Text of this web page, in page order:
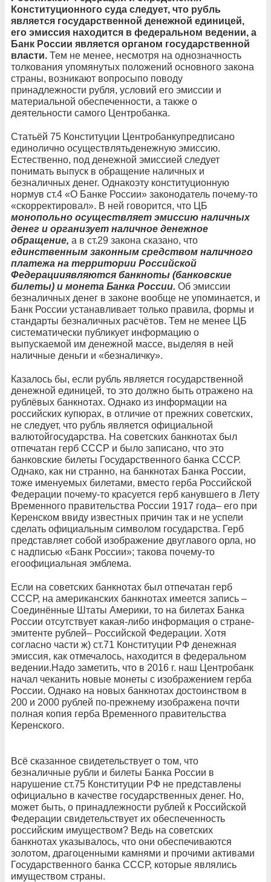
Конституционного суда следует, что рубль
является государственной денежной единицей,
его эмиссия находится в федеральном ведении, а
Банк России является органом государственной
власти. Тем не менее, несмотря на однозначность
толкования упомянутых положений основного закона
страны, возникают вопросыпо поводу
принадлежности рубля, условий его эмиссии и
материальной обеспеченности, а также о
деятельности самого Центробанка.
Статьёй 75 Конституции Центробанкупредписано
единолично осуществлятьденежную эмиссию.
Естественно, под денежной эмиссией следует
понимать выпуск в обращение наличных и
безналичных денег. Однакоэту конституционную
нормув ст.4 «О Банке России» законодатель почему-то
«скорректировал». В ней говорится, что ЦБ
монопольно осуществляет эмиссию наличных
денег и организует наличное денежное
обращение, а в ст.29 закона сказано, что
единственным законным средством наличного
платежа на территории Российской
Федерацииявляются банкноты (банковские
билеты) и монета Банка России. Об эмиссии
безналичных денег в законе вообще не упоминается, и
Банк России устанавливает только правила, формы и
стандарты безналичных расчётов. Тем не менее ЦБ
систематически публикует информацию о
выпускаемой им денежной массе, выделяя в ней
наличные деньги и «безналичку».
Казалось бы, если рубль является государственной
денежной единицей, то это должно быть отражено на
рублёвых банкнотах. Однако из информации на
российских купюрах, в отличие от прежних советских,
не следует, что рубль является официальной
валютойгосударства. На советских банкнотах был
отпечатан герб СССР и было записано, что это
банковские билеты Государственного банка СССР.
Однако, как ни странно, на банкнотах Банка России,
тоже именуемых билетами, вместо герба Российской
Федерации почему-то красуется герб канувшего в Лету
Временного правительства России 1917 года– его при
Керенском ввиду известных причин так и не успели
сделать официальным символом государства. Герб
представляет собой изображение двуглавого орла, но
с надписью «Банк России»; такова почему-то
егоофициальная эмблема.
Если на советских банкнотах был отпечатан герб
СССР, на американских банкнотах имеется запись –
Соединённые Штаты Америки, то на билетах Банка
России отсутствует какая-либо информация о стране-
эмитенте рублей– Российской Федерации. Хотя
согласно части ж) ст.71 Конституции РФ денежная
эмиссия, как отмечалось, находится в федеральном
ведении.Надо заметить, что в 2016 г. наш Центробанк
начал чеканить новые монеты с изображением герба
России. Однако на новых банкнотах достоинством в
200 и 2000 рублей по-прежнему изображена почти
полная копия герба Временного правительства
Керенского.
Всё сказанное свидетельствует о том, что
безналичные рубли и билеты Банка России в
нарушение ст.75 Конституции РФ не представлены
официально в качестве государственных денег. Но,
может быть, о принадлежности рублей к Российской
Федерации свидетельствует их обеспеченность
российским имуществом? Ведь на советских
банкнотах указывалось, что они обеспечиваются
золотом, драгоценными камнями и прочими активами
Государственного банка СССР, которые являлись
имуществом страны.